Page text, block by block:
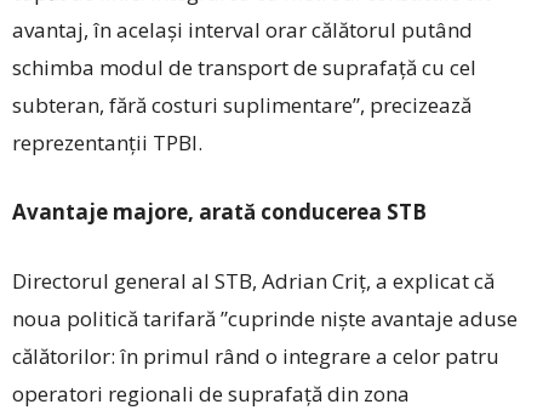
avantaj, în acelaşi interval orar călătorul putând
schimba modul de transport de suprafaţă cu cel
subteran, fără costuri suplimentare”, precizează
reprezentanții TPBI.
Avantaje majore, arată conducerea STB
Directorul general al STB, Adrian Criţ, a explicat că
noua politică tarifară ”cuprinde nişte avantaje aduse
călătorilor: în primul rând o integrare a celor patru
operatori regionali de suprafaţă din zona